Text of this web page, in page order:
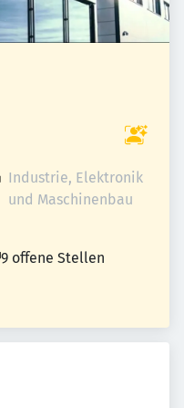
Industrie, Elektronik
und Maschinenbau
9 offene Stellen